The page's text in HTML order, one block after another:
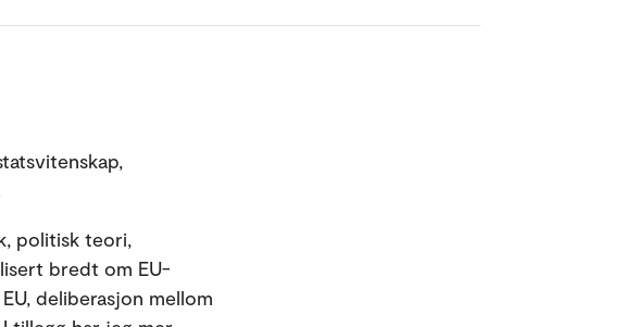
politisk teori,
bredt om EU-
deliberasjon mellom